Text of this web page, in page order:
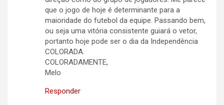
que o jogo de hoje é determinante para a
maioridade do futebol da equipe. Passando bem,
ou seja uma vitória consistente guiará o vetor,
portanto hoje pode ser o dia da Independência
COLORADA.
COLORADAMENTE,
Melo
Responder